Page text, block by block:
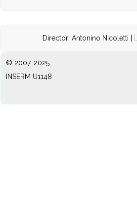
Director: Antonino Nicoletti |
© 2007-2025
INSERM U1148